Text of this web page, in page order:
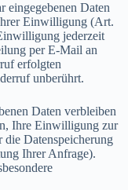
eingegebenen Daten
Einwilligung (Art.
jederzeit
per E-Mail an
erfolgten
unberührt.
Daten verbleiben
Ihre Einwilligung zur
Datenspeicherung
Ihrer Anfrage).